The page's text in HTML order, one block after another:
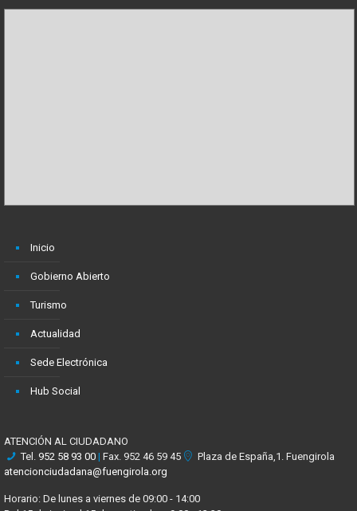
Inicio
Gobierno Abierto
Turismo
Actualidad
Sede Electrónica
Hub Social
ATENCIÓN AL CIUDADANO
Tel. 952 58 93 00 | Fax. 952 46 59 45
Plaza de España,1. Fuengirola
atencionciudadana@fuengirola.org
Horario: De lunes a viernes de 09:00 - 14:00